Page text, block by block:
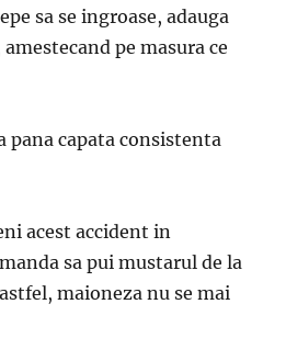
sa se ingroase, adauga
pe masura ce
pana capata consistenta
acest accident in
sa pui mustarul de la
maioneza nu se mai